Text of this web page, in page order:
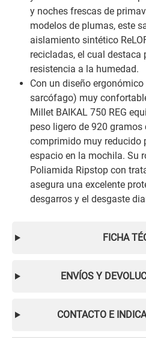
y noches frescas de
modelos de plumas, este
aislamiento sintético
recicladas, el cual destaca
resistencia a la humedad.
Con un diseño
sarcófago) muy
Millet BAIKAL 750 REG
peso ligero de 920
comprimido muy reducido
espacio en la mochila. Su
Poliamida Ripstop con
asegura una excelente
desgarros y el desgaste
FICHA
ENVÍOS Y
CONTACTO E